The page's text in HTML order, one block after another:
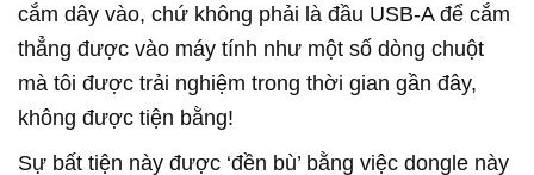
cắm dây vào, chứ không phải là đầu USB-A để cắm
thẳng được vào máy tính như một số dòng chuột
mà tôi được trải nghiệm trong thời gian gần đây,
không được tiện bằng!
Sự bất tiện này được ‘đền bù’ bằng việc dongle này